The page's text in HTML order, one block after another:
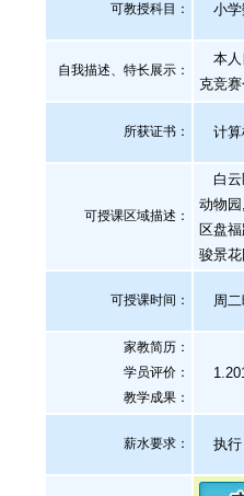
可教授科目： 小学
自我描述、特长展示 ：
本人
克竞
所获证书 ： 计算
可授课区域描述：
白云
动物
区盘
骏景
可授课时间： 周
家教简历：
学员评价：
教学成果：
薪水要求： 执